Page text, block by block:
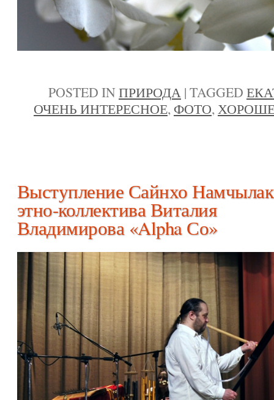
POSTED INПРИРОДА | TAGGED
ОЧЕНЬ ИНТЕРЕСНОЕ, ФОТО,
Выступление Сайнхо
этно-коллектива Виталия
Владимирова «Alpha Со»